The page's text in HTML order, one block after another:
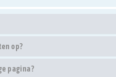
op?
pagina?